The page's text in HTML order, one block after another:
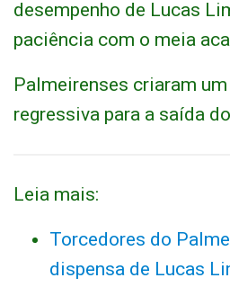
desempenho de Lucas
paciência com o meia
Palmeirenses criaram
regressiva para a saída
Leia mais:
Torcedores do
dispensa de Lucas